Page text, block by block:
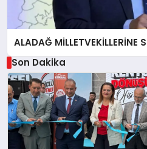
ALADAĞ MİLLETVEKİLLERİNE
Son Dakika